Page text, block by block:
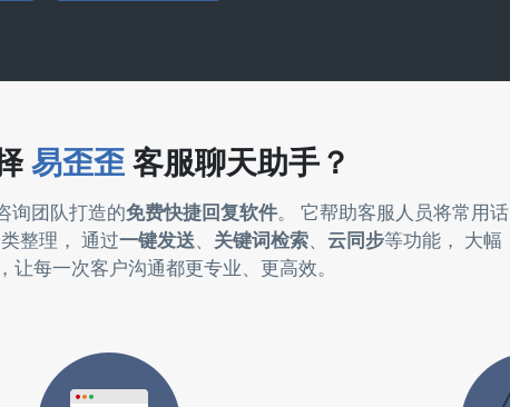
易歪歪 客服聊天助手？
询团队打造的免费快捷回复软件 。 它帮助客服人员将常用话
整理， 通过一键发送 关键词检索、 云同步等功能， 大幅
让每一次客户沟通都更专业、更高效。